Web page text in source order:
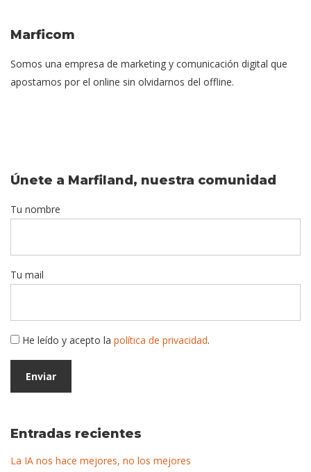
Marficom
Somos una empresa de marketing y comunicación digital que
apostamos por el online sin olvidarnos del offline.
Únete a Marfiland, nuestra comunidad
Tu nombre
Tu mail
He leído y acepto la política de privacidad.
Entradas recientes
La IA nos hace mejores, no los mejores